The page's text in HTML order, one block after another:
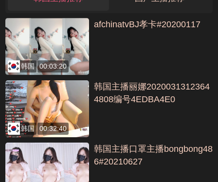
韩国 00:03:20
afchinatvBJ孝卡#20200117
韩国 00:32:40
韩国主播丽娜2020031312364
4808编号4EDBA4E0
韩国主播口罩主播bongbong48
6#20210627